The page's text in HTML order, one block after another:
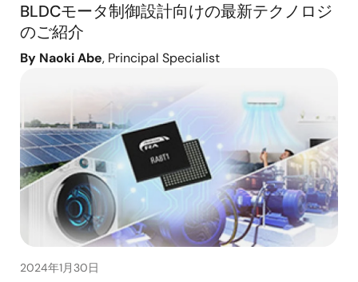
BLDCモータ制御設計向けの最新テクノロジ
のご紹介
By Naoki Abe, Principal Specialist
2024年1月30日